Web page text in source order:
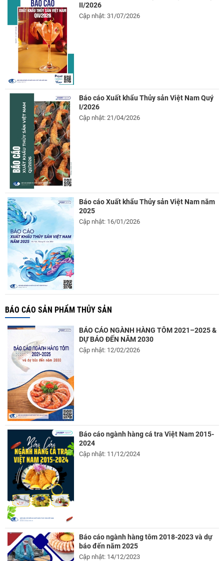
II/2026
Cập nhật: 31/07/2026
Báo cáo Xuất khẩu Thủy sản Việt Nam Quý
I/2026
Cập nhật: 21/04/2026
Báo cáo Xuất khẩu Thủy sản Việt Nam năm
2025
Cập nhật: 16/01/2026
BÁO CÁO SẢN PHẨM THỦY SẢN
BÁO CÁO NGÀNH HÀNG TÔM 2021–2025 &
DỰ BÁO ĐẾN NĂM 2030
Cập nhật: 12/02/2026
Báo cáo ngành hàng cá tra Việt Nam 2015-
2024
Cập nhật: 11/12/2024
Báo cáo ngành hàng tôm 2018-2023 và dự
báo đến năm 2025
Cập nhật: 14/12/2023